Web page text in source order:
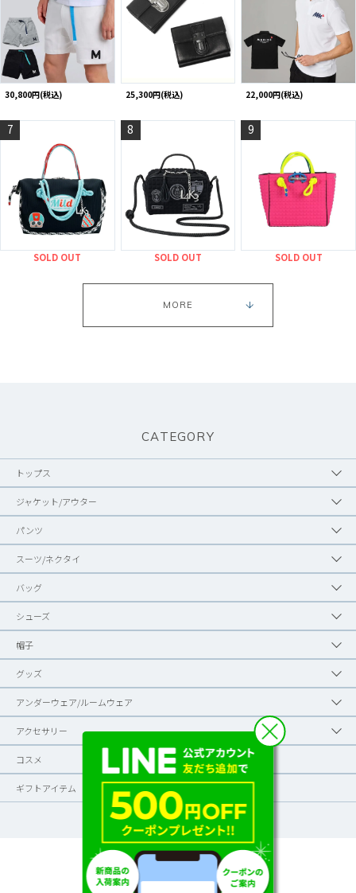
30,800円(税込) 25,300円(税込) 22,000円(税込)
7
SOLD OUT
8
SOLD OUT
9
SOLD OUT
MORE
CATEGORY
トップス
ジャケット/アウター
パンツ
スーツ/ネクタイ
バッグ
シューズ
帽子
グッズ
アンダーウェア/ルームウェア
アクセサリー
コスメ
ギフトアイテム